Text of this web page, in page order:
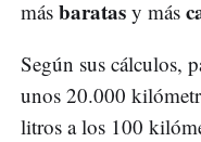
más baratas y más
Según sus cálculos,
unos 20.000
litros a los 100